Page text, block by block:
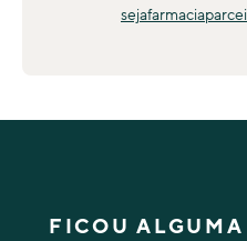
FICOU